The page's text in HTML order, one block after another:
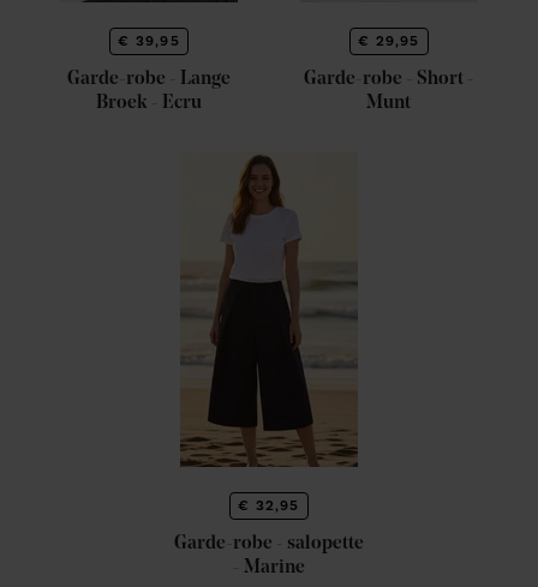
€ 39,95
Garde-robe - Lange
Broek - Ecru
€ 29,95
Garde-robe - Short -
Munt
€ 32,95
Garde-robe - salopette
- Marine